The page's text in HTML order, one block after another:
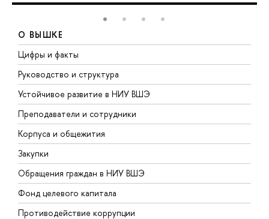
О ВЫШКЕ
Цифры и факты
Руководство и структура
Устойчивое развитие в НИУ ВШЭ
Преподаватели и сотрудники
Корпуса и общежития
Закупки
Обращения граждан в НИУ ВШЭ
Фонд целевого капитала
Противодействие коррупции